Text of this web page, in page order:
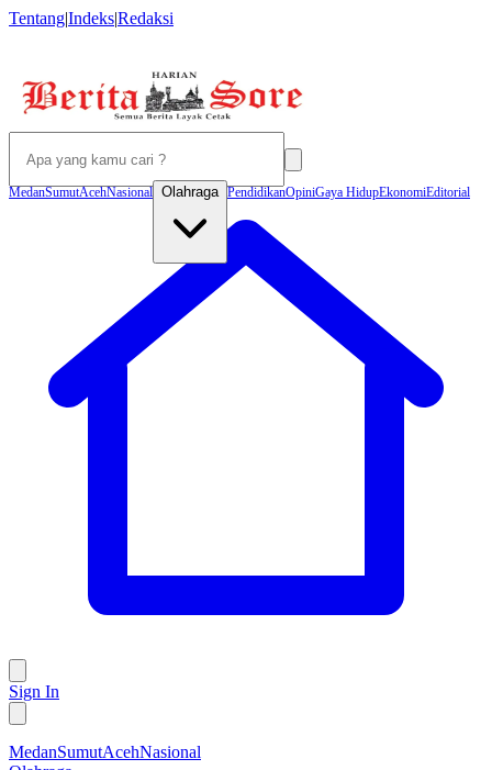
Tentang|Indeks|Redaksi
MedanSumutAcehNasional Olahraga PendidikanOpiniGaya HidupEkonomiEditorial
Sign In
MedanSumutAcehNasional